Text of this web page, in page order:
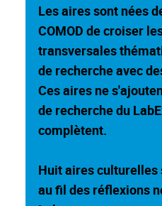
Les aires sont nées
COMOD de croiser
transversales
de recherche avec
Ces aires ne
de recherche du
complètent.
Huit aires culturelles
au fil des réflexions